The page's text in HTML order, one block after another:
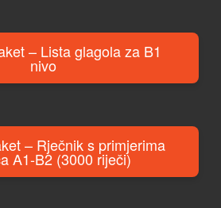
– Lista glagola za B1
nivo
– Rječnik s primjerima
A1-B2 (3000 riječi)